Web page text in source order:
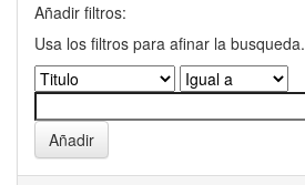
Añadir filtros:
Usa los filtros para afinar la busqueda.